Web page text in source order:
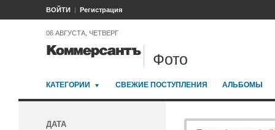
ВОЙТИ Регистрация
06 АВГУСТА, ЧЕТВЕРГ
Фото
КАТЕГОРИИ СВЕЖИЕ ПОСТУПЛЕНИЯ АЛЬБОМЫ
ДАТА